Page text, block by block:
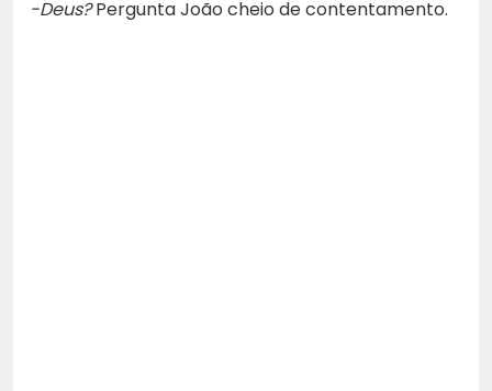
-Deus?Pergunta João cheio de contentamento.